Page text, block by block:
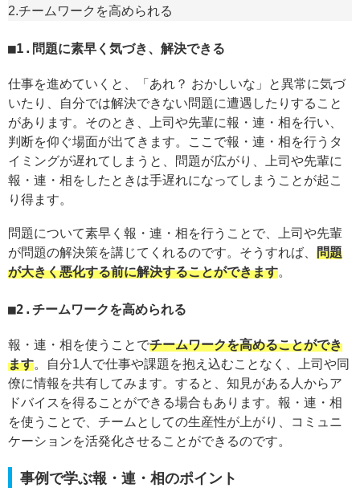
2.チームワークを高められる
1.問題に素早く気づき、解決できる
仕事を進めていくと、「あれ？ おかしいな」と異常に気づ
いたり、自分では解決できない問題に遭遇したりすること
があります。そのとき、上司や先輩に報・連・相を行い、
判断を仰ぐ場面が出てきます。ここで報・連・相を行うタ
イミングが遅れてしまうと、問題が広がり、上司や先輩に
報・連・相をしたときは手遅れになってしまうことが起こ
り得ます。
問題について素早く報・連・相を行うことで、上司や先輩
が問題の解決策を講じてくれるのです。そうすれば、 問題
が大きく悪化する前に解決することができます。
2.チームワークを高められる
報・連・相を使うことでチームワークを高めることができ
ます。自分1人で仕事や課題を抱え込むことなく、上司や同
僚に情報を共有してみます。すると、知見がある人からア
ドバイスを得ることができる場合もあります。報・連・相
を使うことで、チームとしての生産性が上がり、コミュニ
ケーションを活発化させることができるのです。
事例で学ぶ報・連・相のポイント